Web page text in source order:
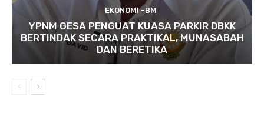
EKONOMI -BM
YPNM GESA PENGUAT KUASA PARKIR DBKK
BERTINDAK SECARA PRAKTIKAL, MUNASABAH
DAN BERETIKA